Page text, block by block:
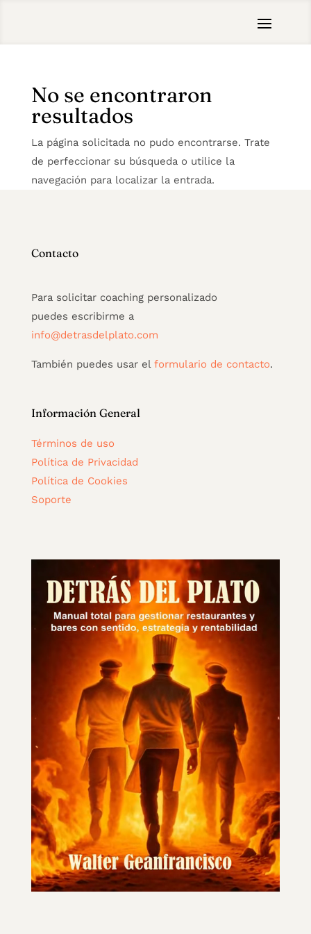
No se encontraron
resultados
La página solicitada no pudo encontrarse. Trate
de perfeccionar su búsqueda o utilice la
navegación para localizar la entrada.
Contacto
Para solicitar coaching personalizado
puedes escribirme a
info@detrasdelplato.com
También puedes usar el formulario de contacto.
Información General
Términos de uso
Política de Privacidad
Política de Cookies
Soporte